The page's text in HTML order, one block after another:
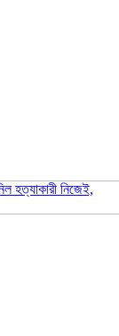
হত্যাকারী নিজেই,